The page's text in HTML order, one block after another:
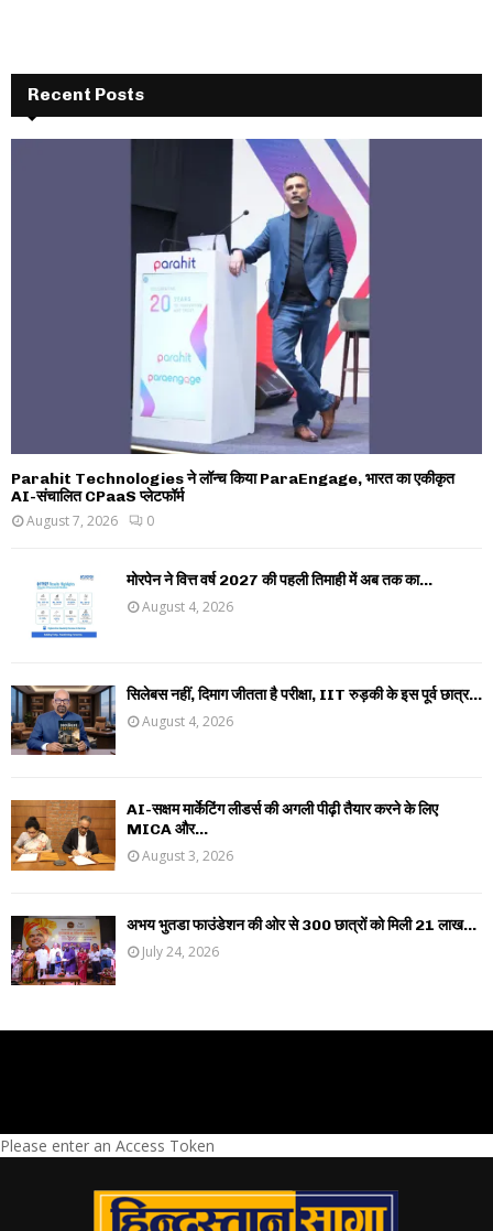
Recent Posts
Parahit Technologies ने लॉन्च किया ParaEngage, भारत का एकीकृत
AI-संचालित CPaaS प्लेटफॉर्म
August 7, 2026
0
मोरपेन ने वित्त वर्ष 2027 की पहली तिमाही में अब तक का...
August 4, 2026
सिलेबस नहीं, दिमाग जीतता है परीक्षा, IIT रुड़की के इस पूर्व छात्र...
August 4, 2026
AI-सक्षम मार्केटिंग लीडर्स की अगली पीढ़ी तैयार करने के लिए
MICA और...
August 3, 2026
अभय भुतडा फाउंडेशन की ओर से 300 छात्रों को मिली 21 लाख...
July 24, 2026
Please enter an Access Token